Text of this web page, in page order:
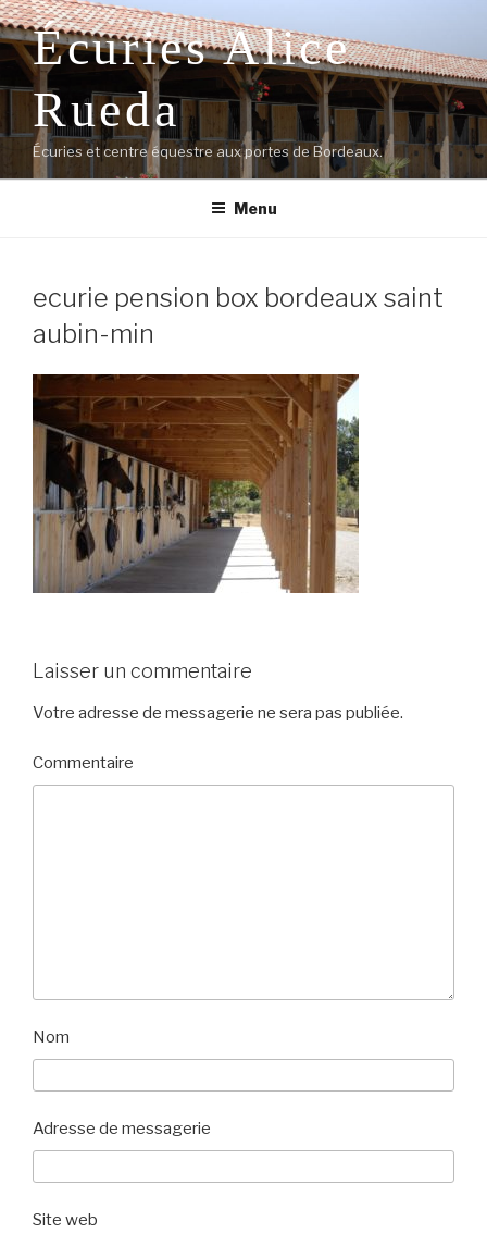
Aller
au
contenu
principal
Écuries Alice
Rueda
Écuries et centre équestre aux portes de Bordeaux.
Menu
ecurie pension box bordeaux saint
aubin-min
Laisser un commentaire
Votre adresse de messagerie ne sera pas publiée.
Commentaire
Nom
Adresse de messagerie
Site web